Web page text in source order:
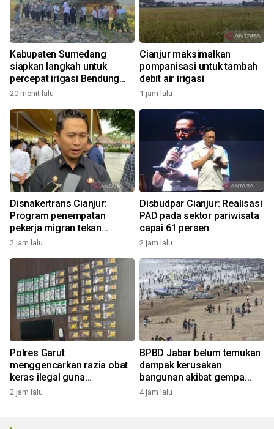
Kabupaten Sumedang
siapkan langkah untuk
percepat irigasi Bendung
Rengrang
20 menit lalu
Cianjur maksimalkan
pompanisasi untuk tambah
debit air irigasi
1 jam lalu
Disnakertrans Cianjur:
Program penempatan
pekerja migran tekan
pengangguran
2 jam lalu
Disbudpar Cianjur: Realisasi
PAD pada sektor pariwisata
capai 61 persen
2 jam lalu
Polres Garut
menggencarkan razia obat
keras ilegal guna
selamatkan anak muda
2 jam lalu
BPBD Jabar belum temukan
dampak kerusakan
bangunan akibat gempa
Pangandaran
4 jam lalu